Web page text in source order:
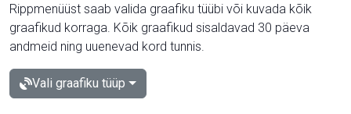
Rippmenüüst saab valida graafiku tüübi või kuvada kõik
graafikud korraga. Kõik graafikud sisaldavad 30 päeva
andmeid ning uuenevad kord tunnis.
Vali graafiku tüüp